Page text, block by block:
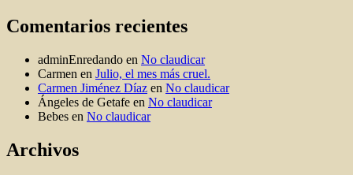
Comentarios recientes
adminEnredando en No claudicar
Carmen en Julio, el mes más cruel.
Carmen Jiménez Díaz en No claudicar
Ángeles de Getafe en No claudicar
Bebes en No claudicar
Archivos